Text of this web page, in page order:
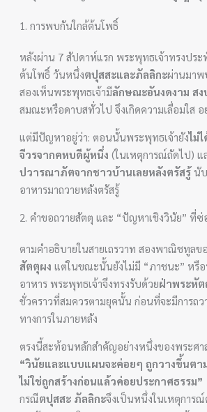
1. การพบกันใกล้ต้นโพธิ์
หลังผ่าน 7 สัปดาห์แรก พระพุทธเจ้าทรงประ
ต้นโพธิ์ วันหนึ่งตปุสสะและภัลลิกะผ่านมาพ
สองเห็นพระพุทธเจ้ามีลักษณะอันงดงาม สง
สมณะหรือดาบสทั่วไป จึงเกิดความเลื่อมใส อ
แต่มีปัญหาอยู่ว่า: ตอนนั้นพระพุทธเจ้ายังไม่
จีวรจากคหบดีผู้หนึ่ง (ในเหตุการณ์ถัดไป) แ
ปวารณาภัตจากชาวบ้านเลยหลังตรัสรู้นับ
อาหารมาถวายหลังตรัสรู้
2. คำขอถวายสัตตุ และ “ปัญหาเชิงวินัย” ที่
ตามคำอธิบายในสายเถรวาท สองพาณิชทูลข
สัตตุผง แต่ในขณะนั้นยังไม่มี “ภาชนะ” หรือ
อาหาร พระพุทธเจ้าจึงทรงรับด้วยฝ่าพระหัต
ชั่วคราวที่สมควรตามยุคนั้น ก่อนที่จะมีการถว
ทางการในภายหลัง
ตรงนี้สะท้อนหลักสำคัญอย่างหนึ่งของพระศา
“วินัยและแบบแผนจะค่อยๆ ถูกวางขึ้นตา
ไม่ใช่ถูกสร้างก่อนแล้วค่อยประกาศธรรม”
กรณีตปุสสะ ภัลลิกะจึงเป็นหนึ่งในเหตุการ